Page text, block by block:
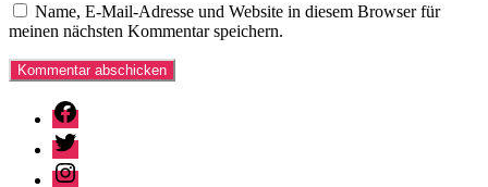
Name, E-Mail-Adresse und Website in diesem Browser für
meinen nächsten Kommentar speichern.
Facebook
Twitter
Instagram